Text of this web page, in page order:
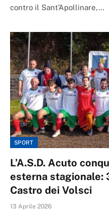
contro il Sant’Apollinare,…
SPORT
L’A.S.D. Acuto
esterna stagionale:
Castro dei Volsci
13 Aprile 2026